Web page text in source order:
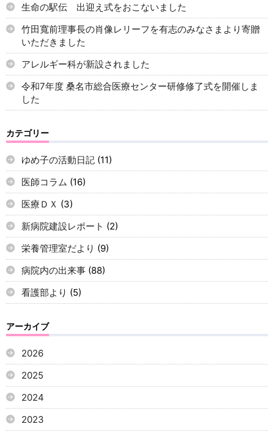
生命の駅伝 出迎え式をおこないました
竹田寬前理事長の肖像レリーフを有志のみなさまより寄贈
いただきました
アレルギー科が新設されました
令和7年度 桑名市総合医療センター研修修了式を開催しま
した
カテゴリー
ゆめ子の活動日記 (11)
医師コラム (16)
医療ＤＸ (3)
新病院建設レポート (2)
栄養管理室だより (9)
病院内の出来事 (88)
看護部より (5)
アーカイブ
2026
2025
2024
2023